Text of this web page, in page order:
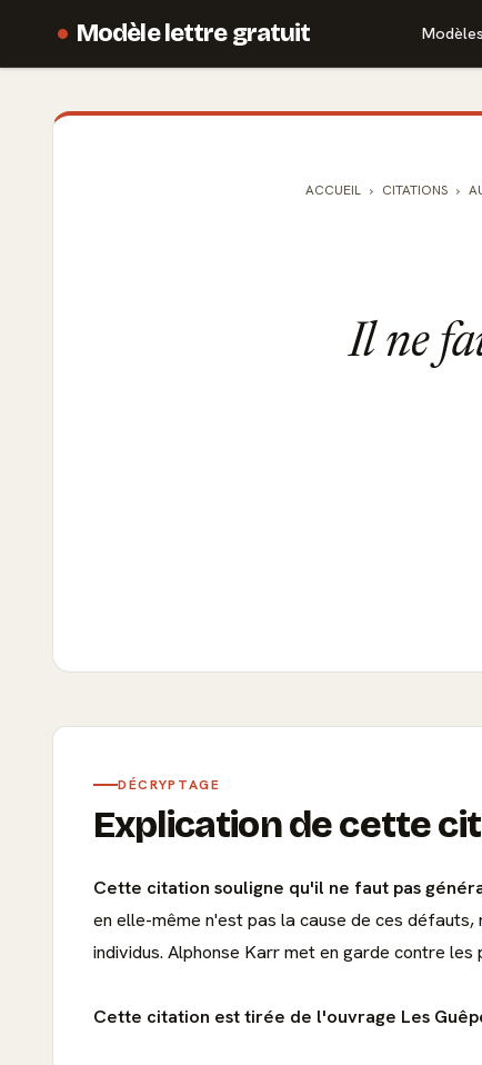
Modèle lettre gratuit
ACCUEIL CITATIONS
Il ne
DÉCRYPTAGE
Explication de cette
Cette citation souligne qu'il ne faut pas
en elle-même n'est pas la cause de ces
individus. Alphonse Karr met en garde contre
Cette citation est tirée de l'ouvrage Les